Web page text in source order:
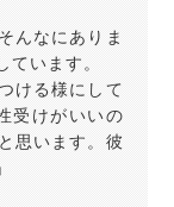
んなにありま
ています。
ける様にして
受けがいいの
思います。彼